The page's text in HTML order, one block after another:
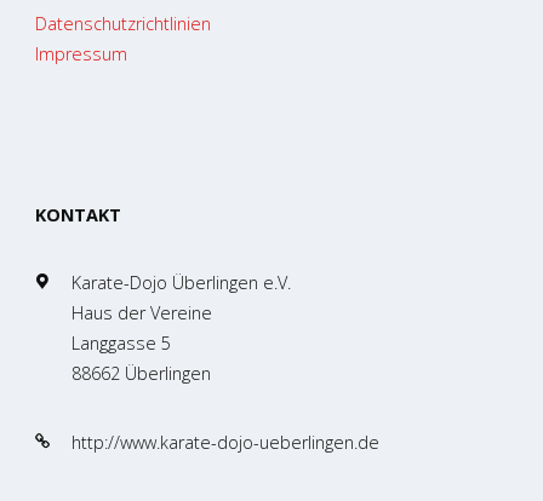
Datenschutzrichtlinien
Impressum
KONTAKT
Karate-Dojo Überlingen e.V.
Haus der Vereine
Langgasse 5
88662 Überlingen
http://www.karate-dojo-ueberlingen.de